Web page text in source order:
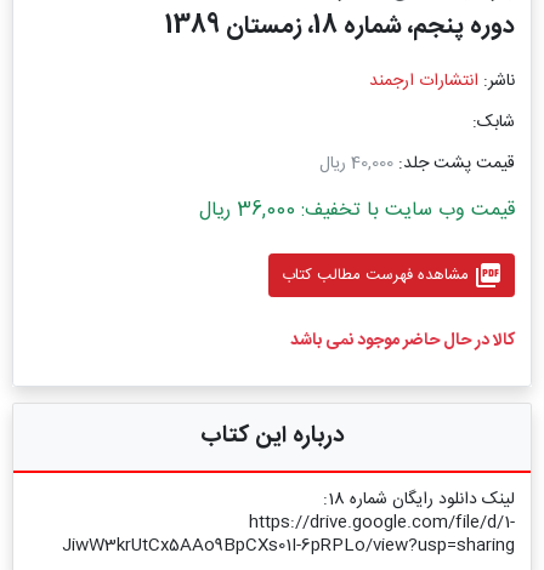
دوره پنجم، شماره 18، زمستان 1389
ناشر: انتشارات ارجمند
شابک:
قیمت پشت جلد: 40,000 ریال
قیمت وب سایت با تخفیف: 36,000 ریال
picture_as_pdf مشاهده فهرست مطالب کتاب
کالا در حال حاضر موجود نمی باشد
درباره این کتاب
لینک دانلود رایگان شماره 18:
https://drive.google.com/file/d/1-
JiwW3krUtCx5AAo9BpCXs01I-6pRPLo/view?usp=sharing